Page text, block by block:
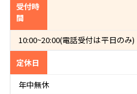
受付時
間
10:00~20:00(電話受付は平日のみ)
定休日
年中無休